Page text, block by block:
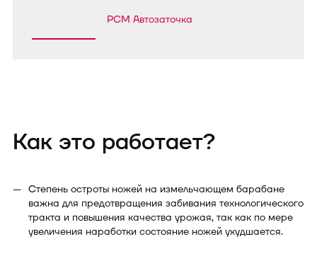
РСМ Автозаточка
Как это работает?
Степень остроты ножей на измельчающем барабане
важна для предотвращения забивания технологического
тракта и повышения качества урожая, так как по мере
увеличения наработки состояние ножей ухудшается.